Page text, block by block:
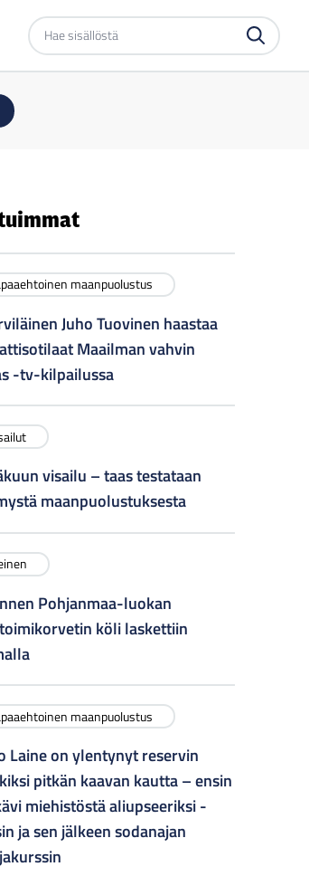
Etsi
sivustolta
maanpuolustus
Juho Tuovinen haastaa
Maailman vahvin
-tv-kilpailussa
visailu – taas testataan
maanpuolustuksesta
Pohjanmaa-luokan
köli laskettiin
maanpuolustus
Laine on ylentynyt reservin
pitkän kaavan kautta – ensin
miehistöstä aliupseeriksi -
ja sen jälkeen sodanajan